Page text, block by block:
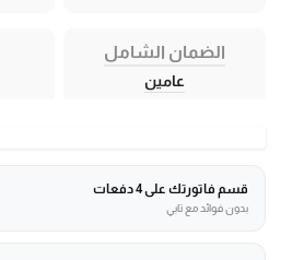
الضمان الشامل
عامين
قسم فاتورتك على 4 دفعات
بدون فوائد مع تابي